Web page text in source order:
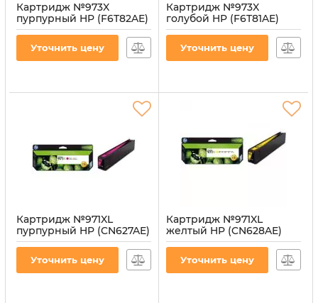
Картридж №973X
пурпурный HP (F6T82AE)
Артикул:CI-HP-F6T82AE-M
Уточнить цену
Картридж №973X
голубой HP (F6T81AE)
Артикул:CI-HP-F6T81AE-C
Уточнить цену
Картридж №971XL
пурпурный HP (CN627AE)
Артикул:CI-HP-CN627AE-M
Уточнить цену
Картридж №971XL
желтый HP (CN628AE)
Артикул:CI-HP-CN628AE-Y
Уточнить цену